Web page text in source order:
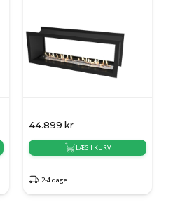
44.899 kr
LÆG I KURV
2-4 dage